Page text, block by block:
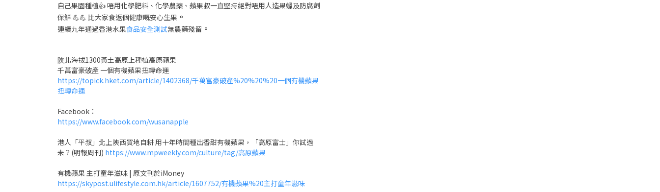
自己果園種植👍 唔用化學肥料、化學農藥、蘋果叔一直堅持絕對唔用人造果蠟及防腐劑
保鮮 💪💪 比大家食返個健康嘅安心生果 。
連續九年通過香港水果食品安全測試無農藥殘留 。
陕北海拔1300黃土高原上種植高原蘋果
千萬富豪破產 一個有機蘋果扭轉命運
https://topick.hket.com/article/1402368/千萬富豪破產%20%20%20一個有機蘋果
扭轉命運
Facebook：
https://www.facebook.com/wusanapple
港人「平叔」北上陝西買地自耕 用十年時間種出香甜有機蘋果，「高原富士」你試過
未？(明報周刊) https://www.mpweekly.com/culture/tag/高原蘋果
有機蘋果 主打童年滋味 | 原文刊於iMoney
https://skypost.ulifestyle.com.hk/article/1607752/有機蘋果%20主打童年滋味